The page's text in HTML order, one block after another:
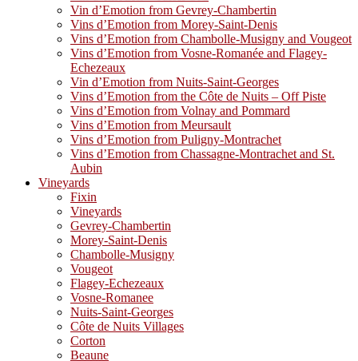
Vin d’Emotion from Gevrey-Chambertin
Vins d’Emotion from Morey-Saint-Denis
Vins d’Emotion from Chambolle-Musigny and Vougeot
Vins d’Emotion from Vosne-Romanée and Flagey-
Echezeaux
Vin d’Emotion from Nuits-Saint-Georges
Vins d’Emotion from the Côte de Nuits – Off Piste
Vins d’Emotion from Volnay and Pommard
Vins d’Emotion from Meursault
Vins d’Emotion from Puligny-Montrachet
Vins d’Emotion from Chassagne-Montrachet and St.
Aubin
Vineyards
Fixin
Vineyards
Gevrey-Chambertin
Morey-Saint-Denis
Chambolle-Musigny
Vougeot
Flagey-Echezeaux
Vosne-Romanee
Nuits-Saint-Georges
Côte de Nuits Villages
Corton
Beaune